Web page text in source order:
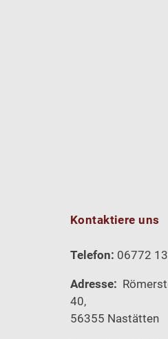
Kontaktiere uns
Telefon: 06772
Adresse:
40,
56355 Nastätten